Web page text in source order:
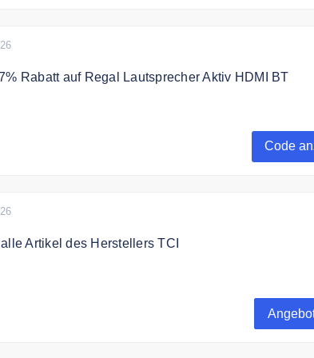
Rabatt auf Regal Lautsprecher Aktiv HDMI BT
Code
Artikel des Herstellers TCI